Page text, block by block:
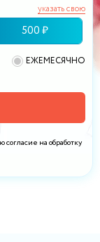
указать свою
500 ₽
ЕЖЕМЕСЯЧНО
согласие на обработку